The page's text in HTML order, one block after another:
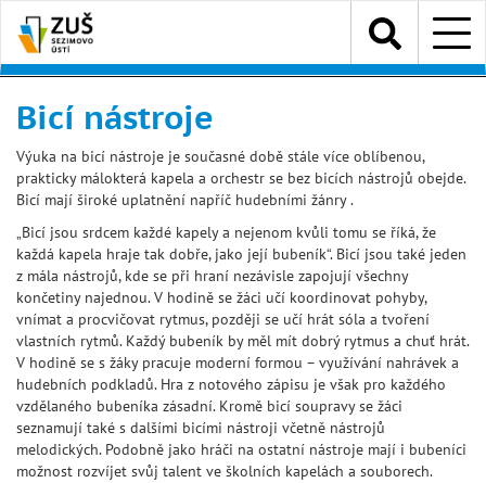
hlavnímu
obsahu
Menu
Bicí nástroje
Výuka na bicí nástroje je současné době stále více oblíbenou,
prakticky málokterá kapela a orchestr se bez bicích nástrojů obejde.
Bicí mají široké uplatnění napříč hudebními žánry .
„Bicí jsou srdcem každé kapely a nejenom kvůli tomu se říká, že
každá kapela hraje tak dobře, jako její bubeník“. Bicí jsou také jeden
z mála nástrojů, kde se při hraní nezávisle zapojují všechny
končetiny najednou. V hodině se žáci učí koordinovat pohyby,
vnímat a procvičovat rytmus, později se učí hrát sóla a tvoření
vlastních rytmů. Každý bubeník by měl mít dobrý rytmus a chuť hrát.
V hodině se s žáky pracuje moderní formou – využívání nahrávek a
hudebních podkladů. Hra z notového zápisu je však pro každého
vzdělaného bubeníka zásadní. Kromě bicí soupravy se žáci
seznamují také s dalšími bicími nástroji včetně nástrojů
melodických. Podobně jako hráči na ostatní nástroje mají i bubeníci
možnost rozvíjet svůj talent ve školních kapelách a souborech.